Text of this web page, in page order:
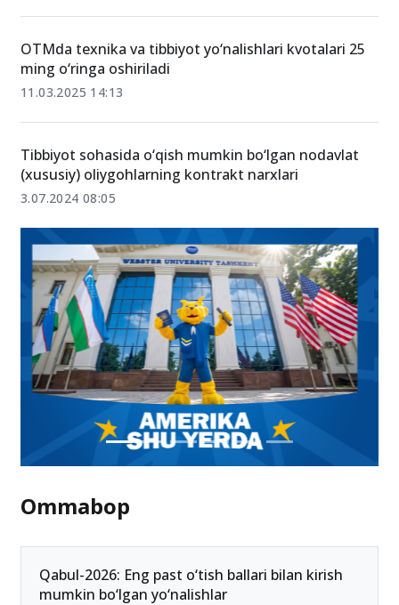
OTMda texnika va tibbiyot yo‘nalishlari kvotalari 25
ming o‘ringa oshiriladi
11.03.2025 14:13
Tibbiyot sohasida o‘qish mumkin bo‘lgan nodavlat
(xususiy) oliygohlarning kontrakt narxlari
3.07.2024 08:05
Ommabop
Qabul-2026: Eng past o‘tish ballari bilan kirish
mumkin bo‘lgan yo‘nalishlar